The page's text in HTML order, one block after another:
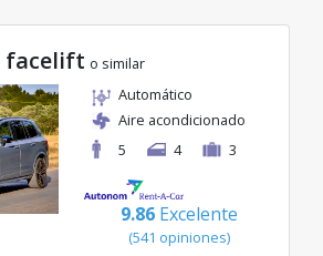
categoría seleccionada, con
desde solo 55€/día.
facelift o similar
Automático
Aire acondicionado
5
4 3
9.86 Excelente
(541 opiniones)